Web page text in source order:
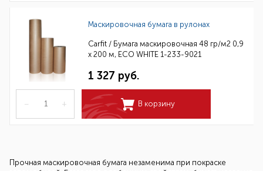
Маскировочная бумага в рулонах
Carfit / Бумага маскировочная 48 гр/м2 0,9
х 200 м, ECO WHITE 1-233-9021
1 327 руб.
– + В корзину
Прочная маскировочная бумага незаменима при покраске